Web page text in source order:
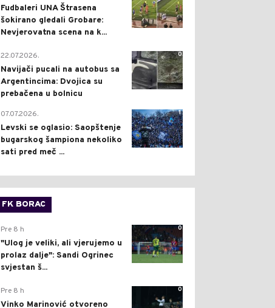
Fudbaleri UNA Štrasena
šokirano gledali Grobare:
Nevjerovatna scena na k...
0
22.07.2026.
Navijači pucali na autobus sa
Argentincima: Dvojica su
prebačena u bolnicu
1
07.07.2026.
Levski se oglasio: Saopštenje
bugarskog šampiona nekoliko
sati pred meč ...
FK BORAC
0
Pre 8 h
"Ulog je veliki, ali vjerujemo u
prolaz dalje": Sandi Ogrinec
svjestan š...
0
Pre 8 h
Vinko Marinović otvoreno